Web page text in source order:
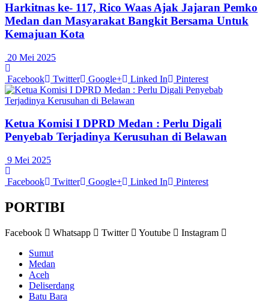
Harkitnas ke- 117, Rico Waas Ajak Jajaran Pemko
Medan dan Masyarakat Bangkit Bersama Untuk
Kemajuan Kota
20 Mei 2025
Facebook Twitter Google+ Linked In Pinterest
Ketua Komisi I DPRD Medan : Perlu Digali
Penyebab Terjadinya Kerusuhan di Belawan
9 Mei 2025
Facebook Twitter Google+ Linked In Pinterest
PORTIBI
Facebook Whatsapp Twitter Youtube
Instagram
Sumut
Medan
Aceh
Deliserdang
Batu Bara